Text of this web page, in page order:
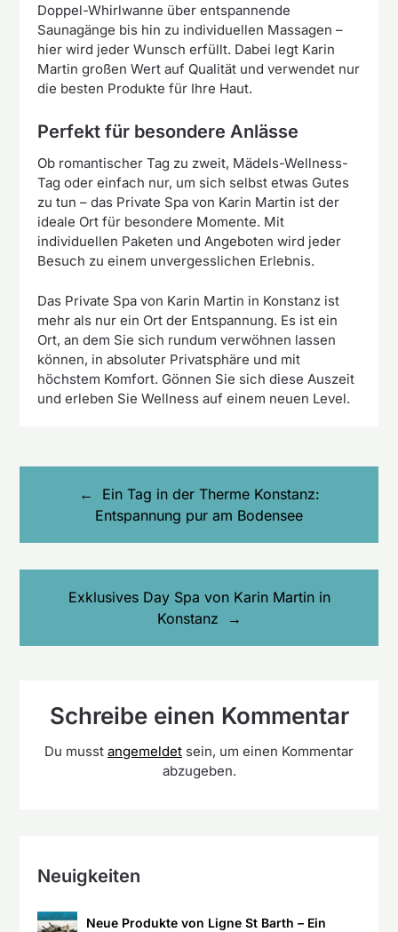
Doppel-Whirlwanne über entspannende
Saunagänge bis hin zu individuellen Massagen –
hier wird jeder Wunsch erfüllt. Dabei legt Karin
Martin großen Wert auf Qualität und verwendet nur
die besten Produkte für Ihre Haut.
Perfekt für besondere Anlässe
Ob romantischer Tag zu zweit, Mädels-Wellness-
Tag oder einfach nur, um sich selbst etwas Gutes
zu tun – das Private Spa von Karin Martin ist der
ideale Ort für besondere Momente. Mit
individuellen Paketen und Angeboten wird jeder
Besuch zu einem unvergesslichen Erlebnis.
Das Private Spa von Karin Martin in Konstanz ist
mehr als nur ein Ort der Entspannung. Es ist ein
Ort, an dem Sie sich rundum verwöhnen lassen
können, in absoluter Privatsphäre und mit
höchstem Komfort. Gönnen Sie sich diese Auszeit
und erleben Sie Wellness auf einem neuen Level.
Beitragsnavigation
Ein Tag in der Therme Konstanz:
Entspannung pur am Bodensee
Exklusives Day Spa von Karin Martin in
Konstanz
Schreibe einen Kommentar
Du musst angemeldet sein, um einen Kommentar
abzugeben.
Neuigkeiten
Neue Produkte von Ligne St Barth – Ein